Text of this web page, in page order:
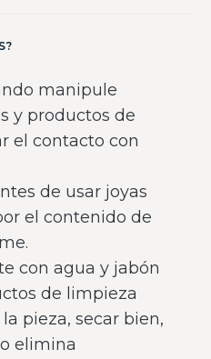
manipule
y productos de
el contacto con
de usar joyas
el contenido de
con agua y jabón
de limpieza
pieza, secar bien,
elimina